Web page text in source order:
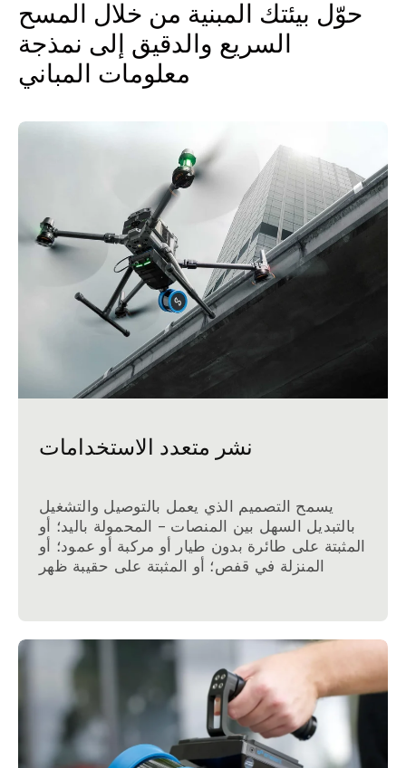
حوّل بيئتك المبنية من خلال المسح
السريع والدقيق إلى نمذجة
معلومات المباني
نشر متعدد الاستخدامات
يسمح التصميم الذي يعمل بالتوصيل والتشغيل
بالتبديل السهل بين المنصات - المحمولة باليد؛ أو
المثبتة على طائرة بدون طيار أو مركبة أو عمود؛ أو
المنزلة في قفص؛ أو المثبتة على حقيبة ظهر